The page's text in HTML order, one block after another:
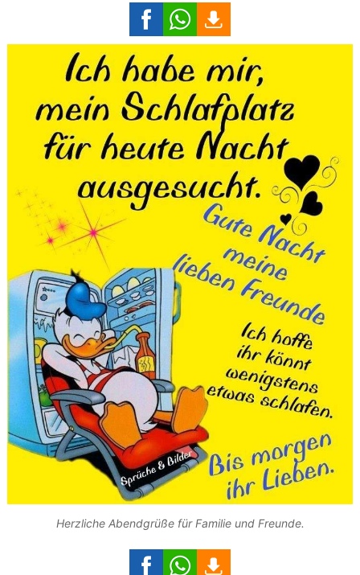
Herzliche Abendgrüße für Familie und Freunde.